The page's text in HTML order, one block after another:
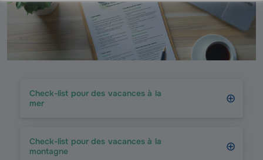
Check-list pour des vacances à la
mer
Check-list pour des vacances à la
montagne